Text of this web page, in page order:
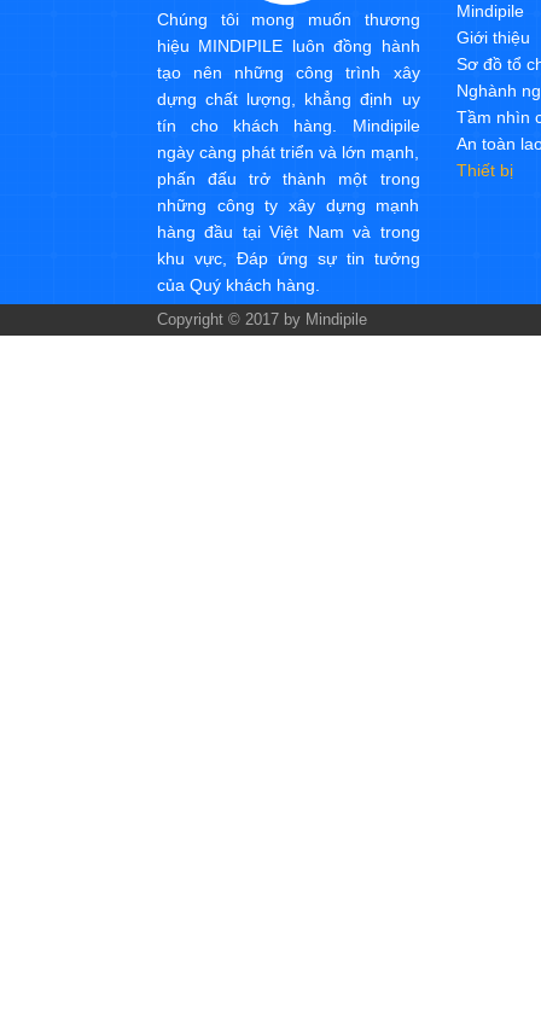
Chúng tôi mong muốn thương
hiệu MINDIPILE luôn đồng hành
tạo nên những công trình xây
dựng chất lượng, khẳng định uy
tín cho khách hàng. Mindipile
ngày càng phát triển và lớn mạnh,
phấn đấu trở thành một trong
những công ty xây dựng mạnh
hàng đầu tại Việt Nam và trong
khu vực, Đáp ứng sự tin tưởng
của Quý khách hàng.
Mindipile
Giới thiệu
Sơ đồ tổ
Nghành
Tầm nhìn
An toàn
Thiết bị
Copyright © 2017 by Mindipile